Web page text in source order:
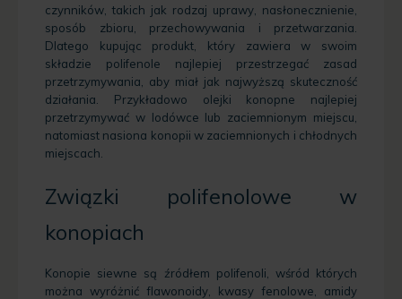
czynników, takich jak rodzaj uprawy, nasłonecznienie,
sposób zbioru, przechowywania i przetwarzania.
Dlatego kupując produkt, który zawiera w swoim
składzie polifenole najlepiej przestrzegać zasad
przetrzymywania, aby miał jak najwyższą skuteczność
działania. Przykładowo olejki konopne najlepiej
przetrzymywać w lodówce lub zaciemnionym miejscu,
natomiast nasiona konopii w zaciemnionych i chłodnych
miejscach.
Związki polifenolowe w
konopiach
Konopie siewne są źródłem polifenoli, wśród których
można wyróżnić flawonoidy, kwasy fenolowe, amidy